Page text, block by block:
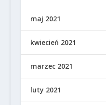
maj 2021
kwiecień 2021
marzec 2021
luty 2021